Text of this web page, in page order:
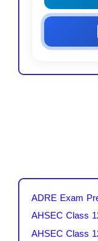
ADRE Exam
AHSEC Class
AHSEC Class